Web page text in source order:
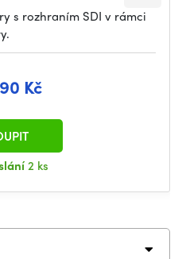
s rozhraním SDI v rámci
Kč
2 ks